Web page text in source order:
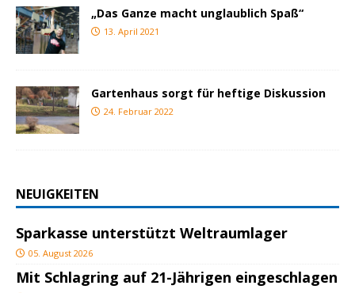
„Das Ganze macht unglaublich Spaß“
13. April 2021
Gartenhaus sorgt für heftige Diskussion
24. Februar 2022
NEUIGKEITEN
Sparkasse unterstützt Weltraumlager
05. August 2026
Mit Schlagring auf 21-Jährigen eingeschlagen